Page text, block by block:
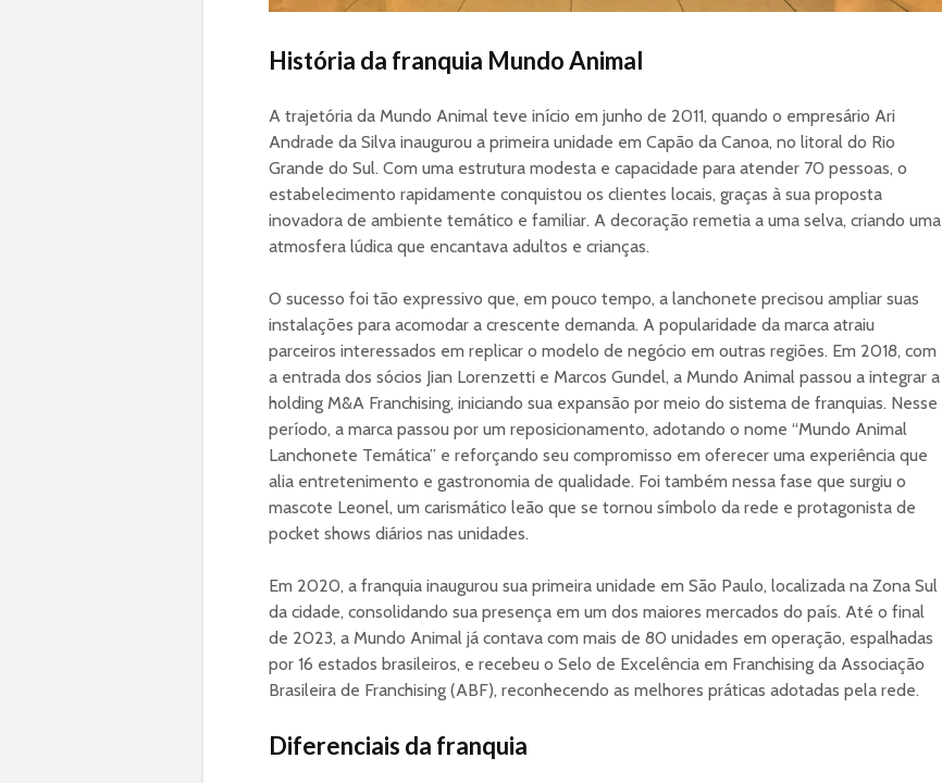
História da franquia Mundo Animal
A trajetória da Mundo Animal teve início em junho de 2011, quando o empresário Ari
Andrade da Silva inaugurou a primeira unidade em Capão da Canoa, no litoral do Rio
Grande do Sul. Com uma estrutura modesta e capacidade para atender 70 pessoas, o
estabelecimento rapidamente conquistou os clientes locais, graças à sua proposta
inovadora de ambiente temático e familiar. A decoração remetia a uma selva, criando uma
atmosfera lúdica que encantava adultos e crianças.
O sucesso foi tão expressivo que, em pouco tempo, a lanchonete precisou ampliar suas
instalações para acomodar a crescente demanda. A popularidade da marca atraiu
parceiros interessados em replicar o modelo de negócio em outras regiões. Em 2018, com
a entrada dos sócios Jian Lorenzetti e Marcos Gundel, a Mundo Animal passou a integrar a
holding M&A Franchising, iniciando sua expansão por meio do sistema de franquias. Nesse
período, a marca passou por um reposicionamento, adotando o nome “Mundo Animal
Lanchonete Temática” e reforçando seu compromisso em oferecer uma experiência que
alia entretenimento e gastronomia de qualidade. Foi também nessa fase que surgiu o
mascote Leonel, um carismático leão que se tornou símbolo da rede e protagonista de
pocket shows diários nas unidades.
Em 2020, a franquia inaugurou sua primeira unidade em São Paulo, localizada na Zona Sul
da cidade, consolidando sua presença em um dos maiores mercados do país. Até o final
de 2023, a Mundo Animal já contava com mais de 80 unidades em operação, espalhadas
por 16 estados brasileiros, e recebeu o Selo de Excelência em Franchising da Associação
Brasileira de Franchising (ABF), reconhecendo as melhores práticas adotadas pela rede.
Diferenciais da franquia